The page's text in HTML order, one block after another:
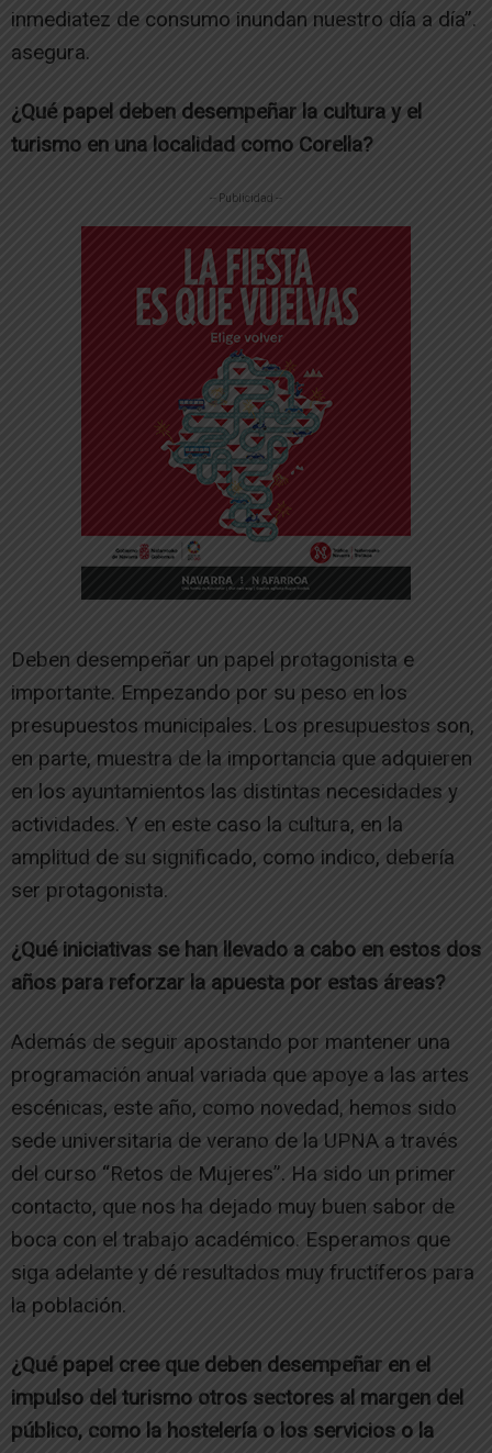
inmediatez de consumo inundan nuestro día a día”.
asegura.
¿Qué papel deben desempeñar la cultura y el
turismo en una localidad como Corella?
-- Publicidad --
Deben desempeñar un papel protagonista e
importante. Empezando por su peso en los
presupuestos municipales. Los presupuestos son,
en parte, muestra de la importancia que adquieren
en los ayuntamientos las distintas necesidades y
actividades. Y en este caso la cultura, en la
amplitud de su significado, como indico, debería
ser protagonista.
¿Qué iniciativas se han llevado a cabo en estos dos
años para reforzar la apuesta por estas áreas?
Además de seguir apostando por mantener una
programación anual variada que apoye a las artes
escénicas, este año, como novedad, hemos sido
sede universitaria de verano de la UPNA a través
del curso “Retos de Mujeres”. Ha sido un primer
contacto, que nos ha dejado muy buen sabor de
boca con el trabajo académico. Esperamos que
siga adelante y dé resultados muy fructíferos para
la población.
¿Qué papel cree que deben desempeñar en el
impulso del turismo otros sectores al margen del
público, como la hostelería o los servicios o la